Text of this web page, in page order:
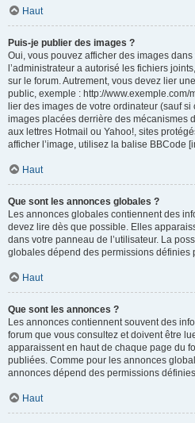
Haut
Puis-je publier des images ?
Oui, vous pouvez afficher des images
l’administrateur a autorisé les fichiers
sur le forum. Autrement, vous devez lier
public, exemple : http://
lier des images de votre ordinateur (sauf
images placées derrière des mécanismes
aux lettres Hotmail ou Yahoo!, sites
afficher l’image, utilisez la balise BBCode
Haut
Que sont les annonces globales ?
Les annonces globales contiennent des
devez lire dès que possible. Elles
dans votre panneau de l’utilisateur. La
globales dépend des permissions définies
Haut
Que sont les annonces ?
Les annonces contiennent souvent des
forum que vous consultez et doivent être
apparaissent en haut de chaque page du
publiées. Comme pour les annonces
annonces dépend des permissions
Haut